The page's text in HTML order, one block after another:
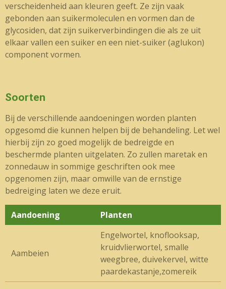
verscheidenheid aan kleuren geeft. Ze zijn vaak
gebonden aan suikermoleculen en vormen dan de
glycosiden, dat zijn suikerverbindingen die als ze uit
elkaar vallen een suiker en een niet-suiker (aglukon)
component vormen.
Soorten
Bij de verschillende aandoeningen worden planten
opgesomd die kunnen helpen bij de behandeling. Let wel
hierbij zijn zo goed mogelijk de bedreigde en
beschermde planten uitgelaten. Zo zullen maretak en
zonnedauw in sommige geschriften ook mee
opgenomen zijn, maar omwille van de ernstige
bedreiging laten we deze eruit.
Aandoening Planten
Aambeien
Engelwortel, knoflooksap,
kruidvlierwortel, smalle
weegbree, duivekervel, witte
paardekastanje,zomereik